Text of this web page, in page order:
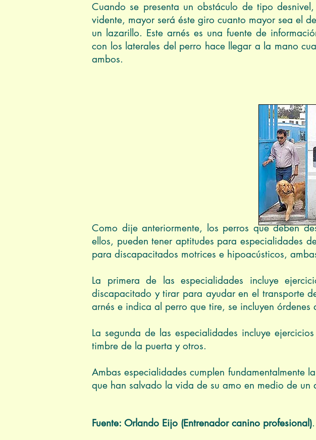
Cuando se presenta un obstáculo de tipo
vidente, mayor será éste giro cuanto mayor sea el
un lazarillo. Este arnés es una fuente de
con los laterales del perro hace llegar a la mano
ambos.
Foto: Mónica
Como dije anteriormente, los perros que deben
ellos, pueden tener aptitudes para especialidades
para discapacitados motrices e hipoacústicos,
La primera de las especialidades incluye
discapacitado y tirar para ayudar en el transporte
arnés e indica al perro que tire, se incluyen
La segunda de las especialidades incluye
timbre de la puerta y otros.
Ambas especialidades cumplen fundamentalmente
que han salvado la vida de su amo en medio de
Fuente: Orlando Eijo (Entrenador canino profesional).